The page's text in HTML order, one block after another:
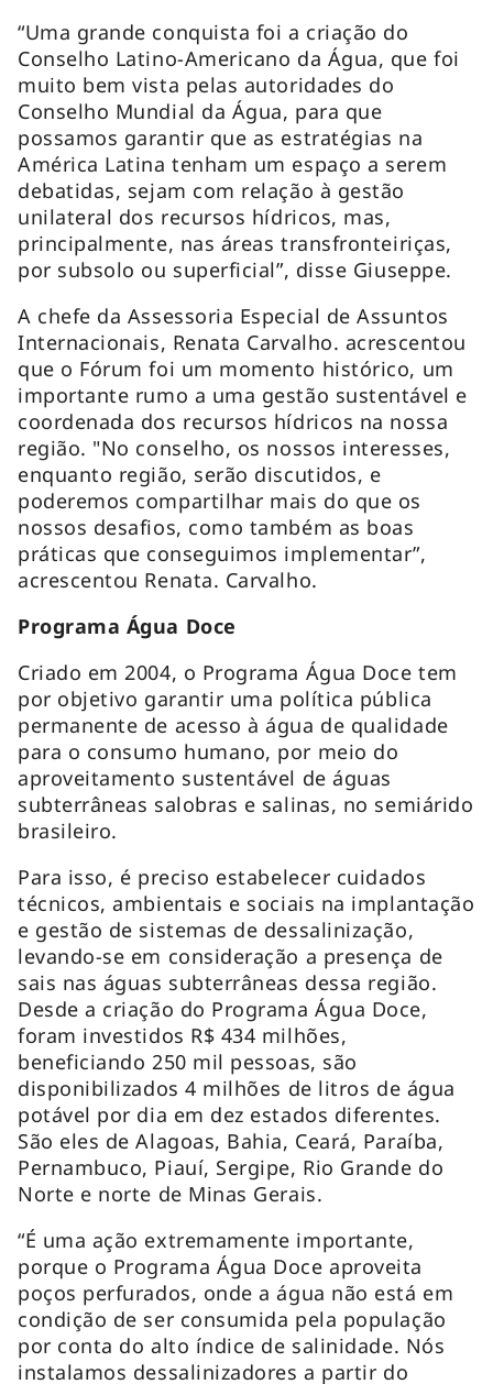
“Uma grande conquista foi a criação do
Conselho Latino-Americano da Água, que foi
muito bem vista pelas autoridades do
Conselho Mundial da Água, para que
possamos garantir que as estratégias na
América Latina tenham um espaço a serem
debatidas, sejam com relação à gestão
unilateral dos recursos hídricos, mas,
principalmente, nas áreas transfronteiriças,
por subsolo ou superficial”, disse Giuseppe.
A chefe da Assessoria Especial de Assuntos
Internacionais, Renata Carvalho. acrescentou
que o Fórum foi um momento histórico, um
importante rumo a uma gestão sustentável e
coordenada dos recursos hídricos na nossa
região. "No conselho, os nossos interesses,
enquanto região, serão discutidos, e
poderemos compartilhar mais do que os
nossos desafios, como também as boas
práticas que conseguimos implementar”,
acrescentou Renata. Carvalho.
Programa Água Doce
Criado em 2004, o Programa Água Doce tem
por objetivo garantir uma política pública
permanente de acesso à água de qualidade
para o consumo humano, por meio do
aproveitamento sustentável de águas
subterrâneas salobras e salinas, no semiárido
brasileiro.
Para isso, é preciso estabelecer cuidados
técnicos, ambientais e sociais na implantação
e gestão de sistemas de dessalinização,
levando-se em consideração a presença de
sais nas águas subterrâneas dessa região.
Desde a criação do Programa Água Doce,
foram investidos R$ 434 milhões,
beneficiando 250 mil pessoas, são
disponibilizados 4 milhões de litros de água
potável por dia em dez estados diferentes.
São eles de Alagoas, Bahia, Ceará, Paraíba,
Pernambuco, Piauí, Sergipe, Rio Grande do
Norte e norte de Minas Gerais.
“É uma ação extremamente importante,
porque o Programa Água Doce aproveita
poços perfurados, onde a água não está em
condição de ser consumida pela população
por conta do alto índice de salinidade. Nós
instalamos dessalinizadores a partir do